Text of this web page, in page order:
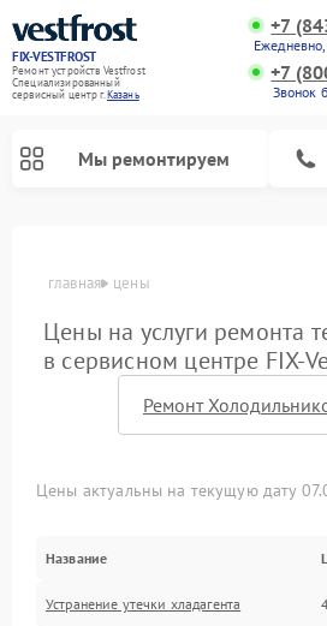
FIX-VESTFROST
Ремонт устройств Vestfrost
Специализированный
cервисный центр г.Казань
+7
+7
Звонок
Мы ремонтируем
главная цены
Цены на услуги ремонта
в сервисном центре FIX-
Цены актуальны на текущую дату
Название
Устранение утечки хладагента